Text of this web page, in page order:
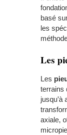
basé
les
Les
Les
terrains
jusqu’à
axiale,